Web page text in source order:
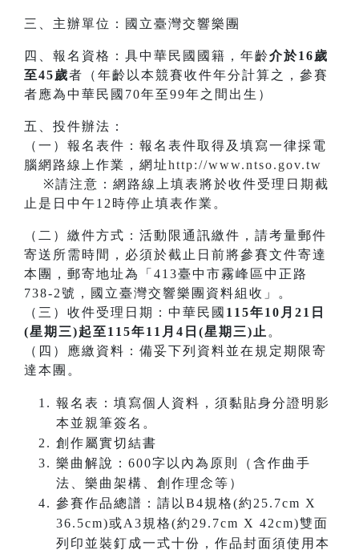
三、主辦單位：國立臺灣交響樂團
四、報名資格：具中華民國國籍，年齡介於16歲
至45歲者（年齡以本競賽收件年分計算之，參賽
者應為中華民國70年至99年之間出生）
五、投件辦法：
（一）報名表件：報名表件取得及填寫一律採電
腦網路線上作業，網址http://www.ntso.gov.tw
※請注意：網路線上填表將於收件受理日期截
止是日中午12時停止填表作業。
（二）繳件方式：活動限通訊繳件，請考量郵件
寄送所需時間，必須於截止日前將參賽文件寄達
本團，郵寄地址為「413臺中市霧峰區中正路
738-2號，國立臺灣交響樂團資料組收」。
（三）收件受理日期：中華民國 115年10月21日
(星期三)起至115年11月4日(星期三)止 。
（四）應繳資料：備妥下列資料並在規定期限寄
達本團。
報名表：填寫個人資料，須黏貼身分證明影
本並親筆簽名。
創作屬實切結書
樂曲解說：600字以內為原則（含作曲手
法、樂曲架構、創作理念等）
參賽作品總譜：請以B4規格(約25.7cm X
36.5cm)或A3規格(約29.7cm X 42cm)雙面
列印並裝釘成一式十份，作品封面須使用本